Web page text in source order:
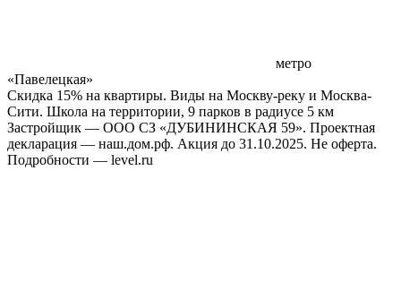
метро
«Павелецкая»
Скидка 15% на квартиры. Виды на Москву-реку и Москва-
Сити. Школа на территории, 9 парков в радиусе 5 км
Застройщик — ООО СЗ «ДУБИНИНСКАЯ 59». Проектная
декларация — наш.дом.рф. Акция до 31.10.2025. Не оферта.
Подробности — level.ru